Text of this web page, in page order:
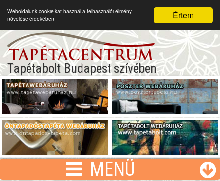
Értem
Weboldalunk cookie-kat használ a felhasználói élmény
növelése érdekében
Tapétabolt Budapest szívében
MENÜ